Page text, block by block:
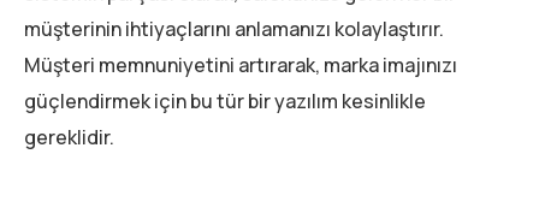
müşterinin ihtiyaçlarını anlamanızı kolaylaştırır.
Müşteri memnuniyetini artırarak, marka imajınızı
güçlendirmek için bu tür bir yazılım kesinlikle
gereklidir.